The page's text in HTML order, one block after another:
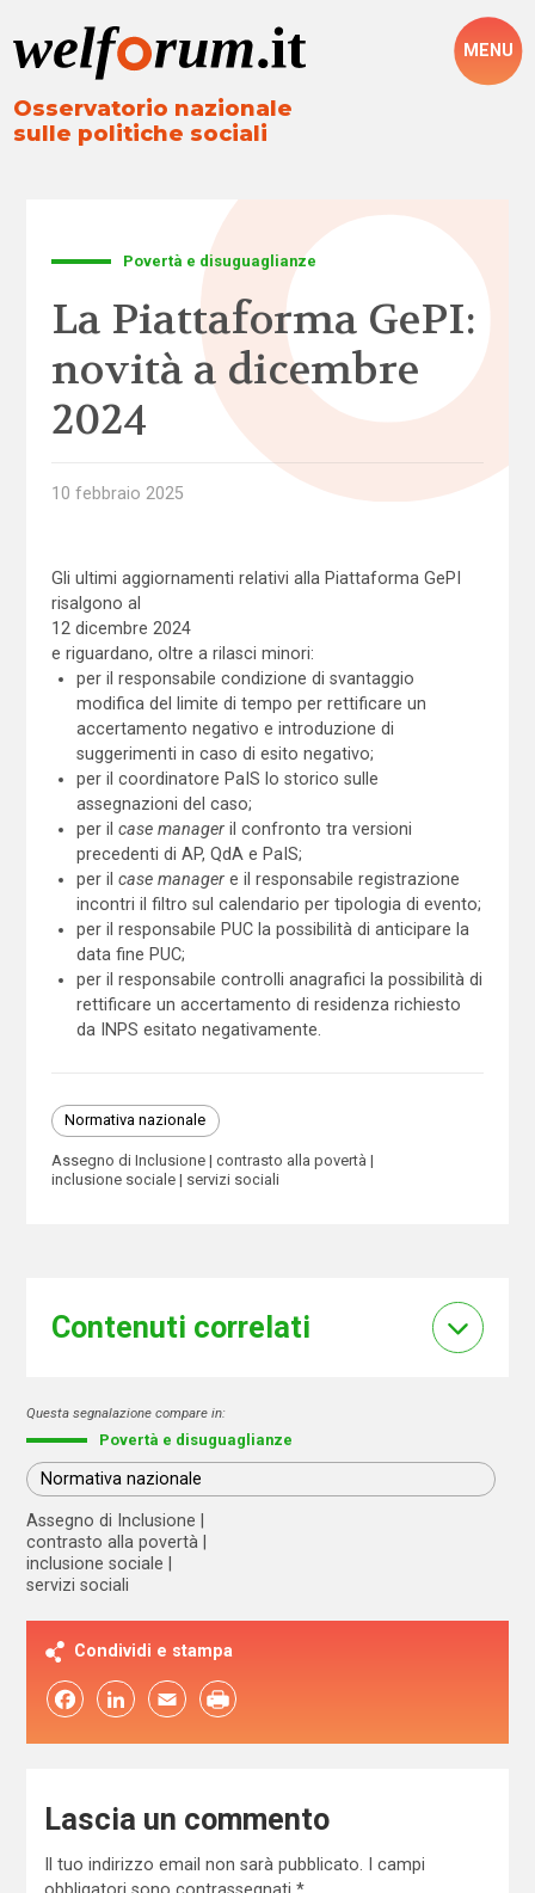
Osservatorio nazionale
sulle politiche sociali
MENU
Povertà e disuguaglianze
La Piattaforma GePI:
novità a dicembre
2024
10 febbraio 2025
Gli ultimi aggiornamenti relativi alla Piattaforma GePI
risalgono al
12 dicembre 2024
e riguardano, oltre a rilasci minori:
per il responsabile condizione di svantaggio
modifica del limite di tempo per rettificare un
accertamento negativo e introduzione di
suggerimenti in caso di esito negativo;
per il coordinatore PaIS lo storico sulle
assegnazioni del caso;
per ilcase manager il confronto tra versioni
precedenti di AP, QdA e PaIS;
per ilcase managere il responsabile registrazione
incontri il filtro sul calendario per tipologia di evento;
per il responsabile PUC la possibilità di anticipare la
data fine PUC;
per il responsabile controlli anagrafici la possibilità di
rettificare un accertamento di residenza richiesto
da INPS esitato negativamente.
Normativa nazionale
Assegno di Inclusione
contrasto alla povertà
inclusione sociale
servizi sociali
Contenuti correlati
Questa segnalazione compare in:
Povertà e disuguaglianze
Normativa nazionale
Assegno di Inclusione
contrasto alla povertà
inclusione sociale
servizi sociali
Condividi e stampa
FacebookLinkedIn Email
Lascia un commento
Il tuo indirizzo email non sarà pubblicato.
I campi